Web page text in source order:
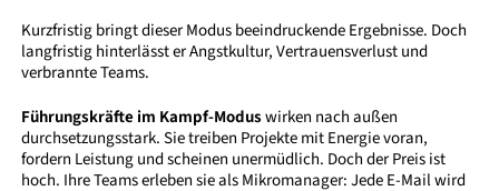
Kurzfristig bringt dieser Modus beeindruckende Ergebnisse. Doch
langfristig hinterlässt er Angstkultur, Vertrauensverlust und
verbrannte Teams.
Führungskräfte im Kampf-Moduswirken nach außen
durchsetzungsstark. Sie treiben Projekte mit Energie voran,
fordern Leistung und scheinen unermüdlich. Doch der Preis ist
hoch. Ihre Teams erleben sie als Mikromanager: Jede E-Mail wird